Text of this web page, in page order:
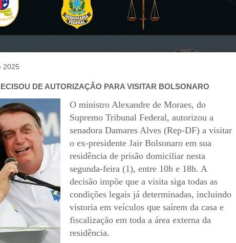
2025
DE AUTORIZAÇÃO PARA VISITAR BOLSONARO
O ministro Alexandre de Moraes, do
Supremo Tribunal Federal, autorizou a
senadora Damares Alves (Rep-DF) a visitar
o ex-presidente Jair Bolsonaro em sua
residência de prisão domiciliar nesta
segunda-feira (1), entre 10h e 18h. A
decisão impõe que a visita siga todas as
condições legais já determinadas, incluindo
vistoria em veículos que saírem da casa e
fiscalização em toda a área externa da
residência.